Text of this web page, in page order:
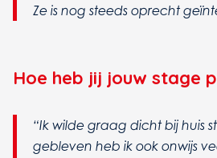
Ze is nog steeds oprecht
Hoe heb jij jouw stage
“Ik wilde graag dicht bij huis
gebleven heb ik ook onwijs